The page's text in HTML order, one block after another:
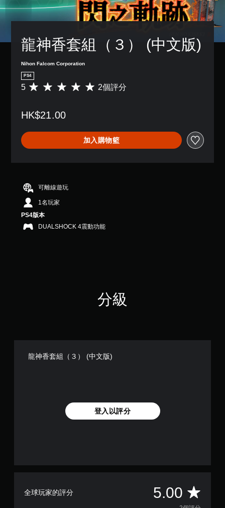
龍神香套組（３） (中文版)
Nihon Falcom Corporation
PS4
平
分
5
顆
星
5
顆
星
）
，
共
5 2個評分
HK$21.00
加入購物籃
可離線遊玩
1名玩家
PS4版本
DUALSHOCK 4震動功能
分級
龍神香套組（３） (中文版)
登入以評分
全球玩家的評分 5.00 平